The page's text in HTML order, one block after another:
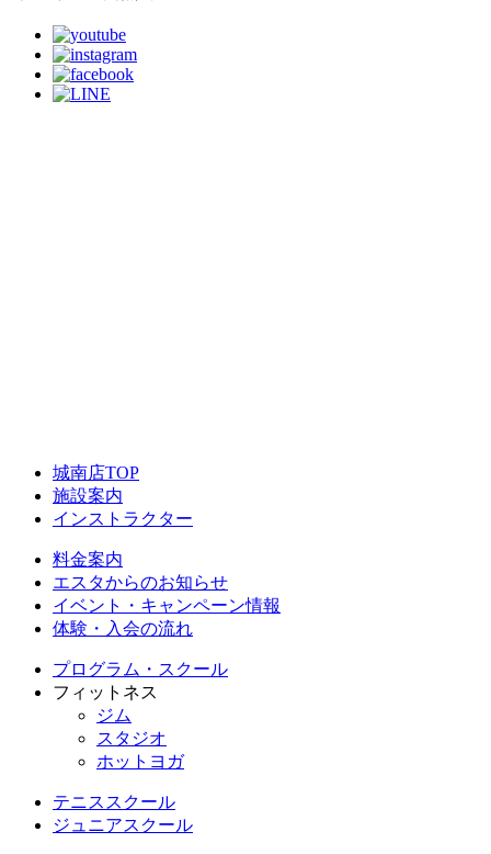
城南店TOP
施設案内
インストラクター
料金案内
エスタからのお知らせ
イベント・キャンペーン情報
体験・入会の流れ
プログラム・スクール
フィットネス
ジム
スタジオ
ホットヨガ
テニススクール
ジュニアスクール